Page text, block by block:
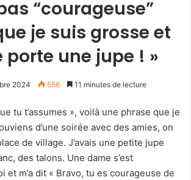
“courageuse”
je suis grosse et
porte une jupe ! »
2024 556 11 minutes de lecture
tu t’assumes », voilà une phrase que je
d’une soirée avec des amies, on
de village. J’avais une petite jupe
des talons. Une dame s’est
et m’a dit « Bravo, tu es courageuse de